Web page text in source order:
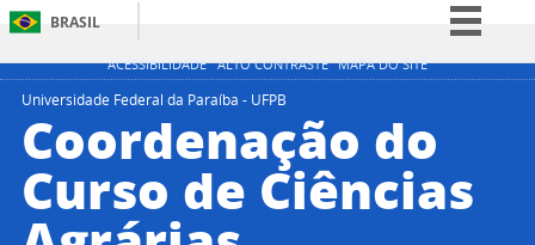
ACESSIBILIDADE ALTO CONTRASTE MAPA DO SITE
BRASIL
Simplifique!
Participe
Acesso à informação
Legislação
Universidade Federal da Paraíba - UFPB
Coordenação do
Curso de Ciências